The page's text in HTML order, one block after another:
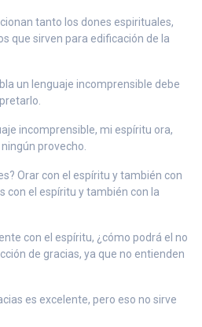
tanto los dones espirituales,
que sirven para edificación de la
un lenguaje incomprensible debe
incomprensible, mi espíritu ora,
provecho.
Orar con el espíritu y también con
con el espíritu y también con la
con el espíritu, ¿cómo podrá el no
de gracias, ya que no entienden
es excelente, pero eso no sirve